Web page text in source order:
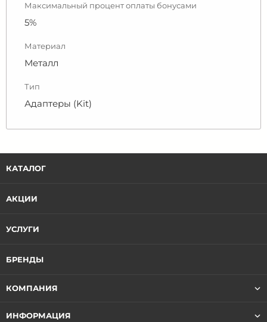
Максимальный процент оплаты бонусами
5%
Материал
Металл
Тип
Адаптеры (Kit)
КАТАЛОГ
АКЦИИ
УСЛУГИ
БРЕНДЫ
КОМПАНИЯ
ИНФОРМАЦИЯ